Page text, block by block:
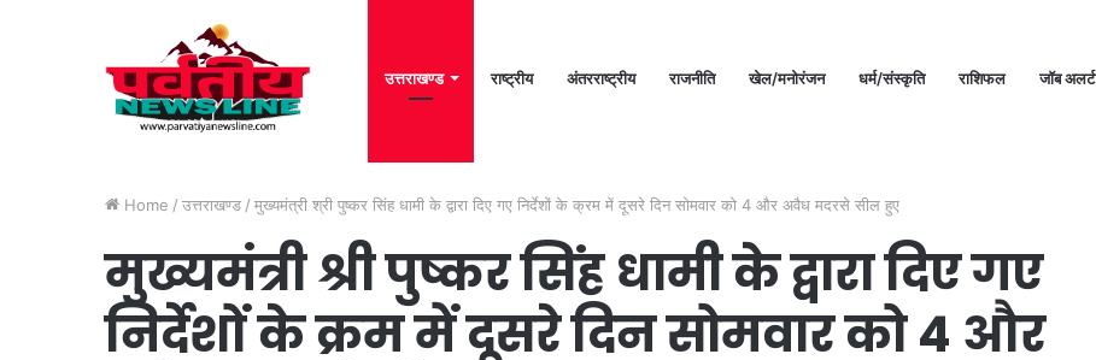
उत्तराखण्ड राष्ट्रीय अंतरराष्ट्रीय राजनीति खेल/मनोरंजन धर्म/संस्कृति राशिफल जॉब अलर्ट
Home / उत्तराखण्ड / मुख्यमंत्री श्री पुष्कर सिंह धामी के द्वारा दिए गए निर्देशों के क्रम में दूसरे दिन सोमवार को 4 और अवैध मदरसे सील हुए
मुख्यमंत्री श्री पुष्कर सिंह धामी के द्वारा दिए गए
निर्देशों के क्रम में दूसरे दिन सोमवार को 4 और